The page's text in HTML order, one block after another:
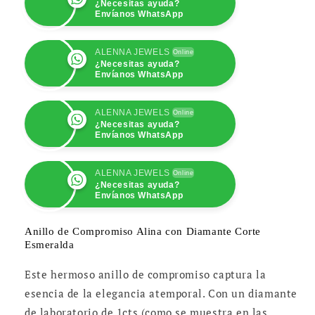
Esmeralda Esmeralda
¿Necesitas ayuda?
Envíanos WhatsApp
ALENNA JEWELS Online
¿Necesitas ayuda?
Envíanos WhatsApp
ALENNA JEWELS Online
¿Necesitas ayuda?
Envíanos WhatsApp
ALENNA JEWELS Online
¿Necesitas ayuda?
Envíanos WhatsApp
ALENNA JEWELS Online
Anillo de Compromiso Alina con Diamante Corte